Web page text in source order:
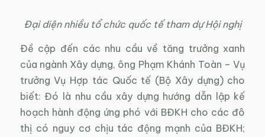
Đại diện nhiều tổ chức quốc tế tham dự Hội nghị
Đề cập đến các nhu cầu về tăng trưởng xanh
của ngành Xây dựng, ông Phạm Khánh Toàn – Vụ
trưởng Vụ Hợp tác Quốc tế (Bộ Xây dựng) cho
biết: Đó là nhu cầu xây dựng hướng dẫn lập kế
hoạch hành động ứng phó với BĐKH cho các đô
thị có nguy cơ chịu tác động mạnh của BĐKH;